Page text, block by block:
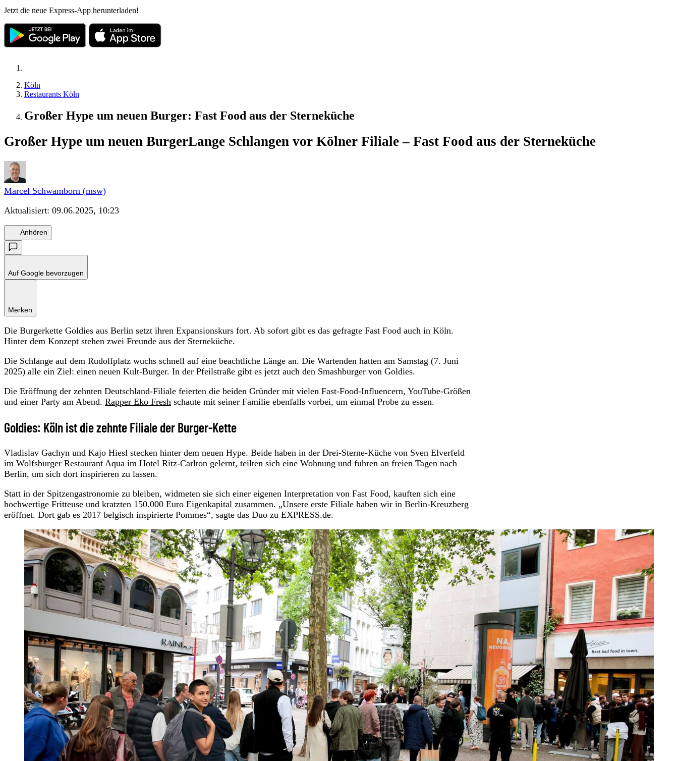
Jetzt die neue Express-App herunterladen!
Köln
Restaurants Köln
Großer Hype um neuen Burger: Fast Food aus der Sterneküche
Großer Hype um neuen BurgerLange Schlangen vor Kölner Filiale – Fast Food aus der Sterneküche
Marcel Schwamborn (msw)
Aktualisiert: 09.06.2025, 10:23
Anhören
Auf Google bevorzugen
Merken
Die Burgerkette Goldies aus Berlin setzt ihren Expansionskurs fort. Ab sofort gibt es das gefragte Fast Food auch in Köln.
Hinter dem Konzept stehen zwei Freunde aus der Sterneküche.
Die Schlange auf dem Rudolfplatz wuchs schnell auf eine beachtliche Länge an. Die Wartenden hatten am Samstag (7. Juni
2025) alle ein Ziel: einen neuen Kult-Burger. In der Pfeilstraße gibt es jetzt auch den Smashburger von Goldies.
Die Eröffnung der zehnten Deutschland-Filiale feierten die beiden Gründer mit vielen Fast-Food-Influencern, YouTube-Größen
und einer Party am Abend. Rapper Eko Fresh schaute mit seiner Familie ebenfalls vorbei, um einmal Probe zu essen.
Goldies: Köln ist die zehnte Filiale der Burger-Kette
Vladislav Gachyn und Kajo Hiesl stecken hinter dem neuen Hype. Beide haben in der Drei-Sterne-Küche von Sven Elverfeld
im Wolfsburger Restaurant Aqua im Hotel Ritz-Carlton gelernt, teilten sich eine Wohnung und fuhren an freien Tagen nach
Berlin, um sich dort inspirieren zu lassen.
Statt in der Spitzengastronomie zu bleiben, widmeten sie sich einer eigenen Interpretation von Fast Food, kauften sich eine
hochwertige Fritteuse und kratzten 150.000 Euro Eigenkapital zusammen. „Unsere erste Filiale haben wir in Berlin-Kreuzberg
eröffnet. Dort gab es 2017 belgisch inspirierte Pommes“, sagte das Duo zu EXPRESS.de.